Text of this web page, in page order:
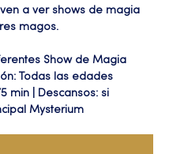
a ver shows de magia
magos.
Show de Magia
Todas las edades
min | Descansos: si
Mysterium